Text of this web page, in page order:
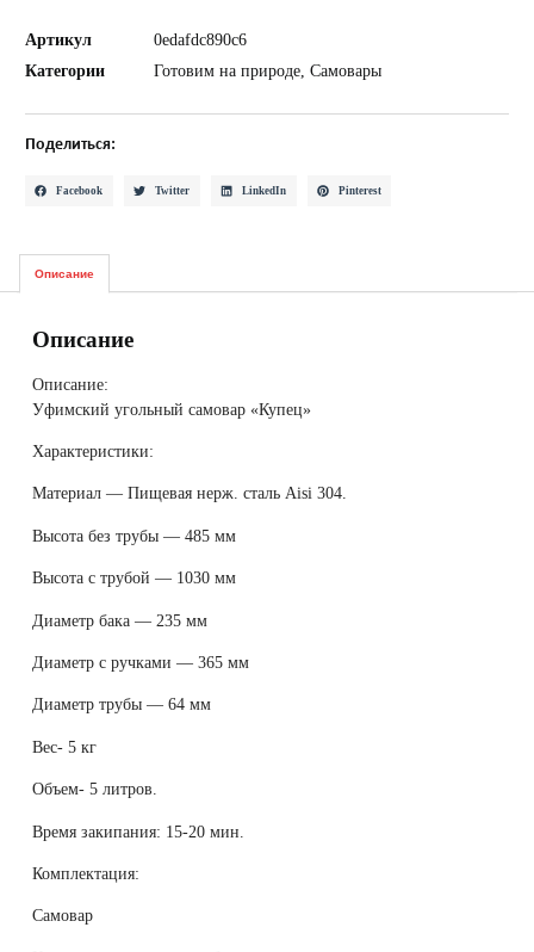
Артикул
0edafdc890c6
Категории
Готовим на природе,Самовары
Поделиться:
Facebook Twitter LinkedIn Pinterest
Описание
Описание
Описание:
Уфимский угольный самовар «Купец»
Характеристики:
Материал — Пищевая нерж. сталь Aisi 304.
Высота без трубы — 485 мм
Высота с трубой — 1030 мм
Диаметр бака — 235 мм
Диаметр с ручками — 365 мм
Диаметр трубы — 64 мм
Вес- 5 кг
Объем- 5 литров.
Время закипания: 15-20 мин.
Комплектация:
Самовар